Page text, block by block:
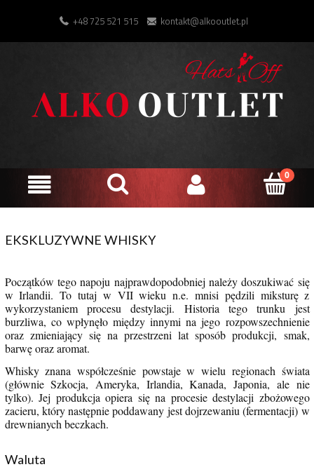
+48 725 521 515 kontakt@alkooutlet.pl
EKSKLUZYWNE WHISKY
Początków tego napoju najprawdopodobniej należy doszukiwać się
w Irlandii. To tutaj w VII wieku n.e. mnisi pędzili miksturę z
wykorzystaniem procesu destylacji. Historia tego trunku jest
burzliwa, co wpłynęło między innymi na jego rozpowszechnienie
oraz zmieniający się na przestrzeni lat sposób produkcji, smak,
barwę oraz aromat.
Whisky znana współcześnie powstaje w wielu regionach świata
(głównie Szkocja, Ameryka, Irlandia, Kanada, Japonia, ale nie
tylko). Jej produkcja opiera się na procesie destylacji zbożowego
zacieru, który następnie poddawany jest dojrzewaniu (fermentacji) w
drewnianych beczkach.
Waluta